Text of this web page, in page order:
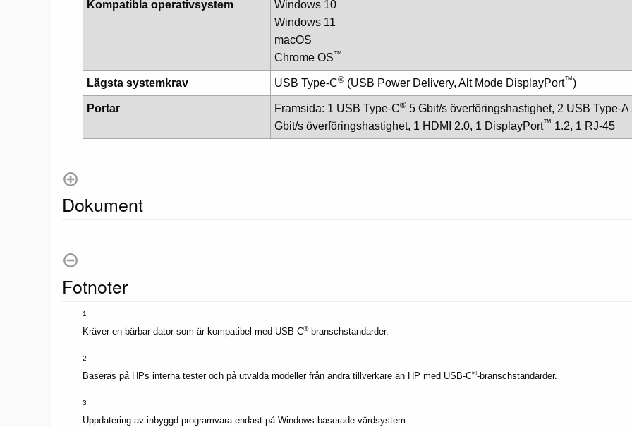
Kompatibla operativsystem
Windows 10
Windows 11
macOS
Chrome OS™
Lägsta systemkrav USB Type-C® ️ (USB Power Delivery, Alt Mode DisplayPort™)
Portar Framsida: 1 USB Type-C® 5 Gbit/s överföringshastighet, 2 USB Type-A
Gbit/s överföringshastighet, 1 HDMI 2.0, 1 DisplayPort™ 1.2, 1 RJ-45
Dokument
Fotnoter
1
Kräver en bärbar dator som är kompatibel med USB-C®-branschstandarder.
2
Baseras på HPs interna tester och på utvalda modeller från andra tillverkare än HP med USB-C®-branschstandarder.
3
Uppdatering av inbyggd programvara endast på Windows-baserade värdsystem.